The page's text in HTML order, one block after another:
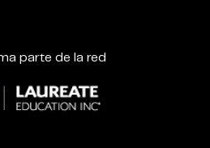
parte de la red